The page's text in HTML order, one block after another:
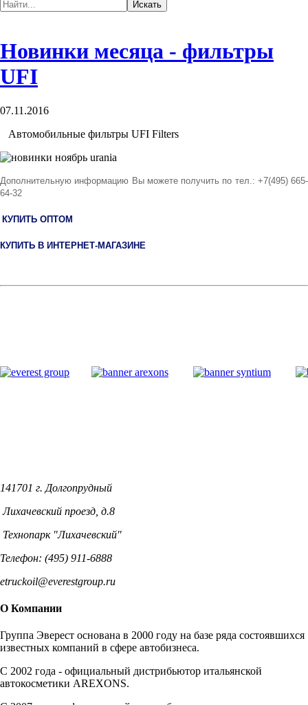
Новинки месяца - фильтры
UFI
07.11.2016
Автомобильные фильтры UFI Filters
Дополнительную информацию Вы можете получить по тел.: +7(495) 665-
64-32
КУПИТЬ ОПТОМ
КУПИТЬ В ИНТЕРНЕТ-МАГАЗИНЕ
141701 г. Долгопрудный
Лихачевский проезд, д.8
Технопарк "Лихачевский"
Телефон: (495) 911-6888
etruckoil@everestgroup.ru
О Компании
Группа Эверест основана в 2000 году на базе ряда состоявшихся
известных компаний в сфере автобизнеса.
C 2002 года - официальный дистрибьютор итальянской
автокосметики AREXONS.